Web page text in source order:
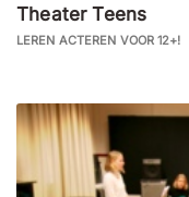
Theater Teens
LEREN ACTEREN VOOR 12+!